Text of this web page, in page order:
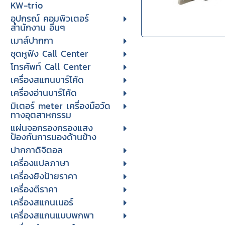
KW-trio
อุปกรณ์ คอมพิวเตอร์
สำนักงาน อื่นๆ
เมาส์ปากกา
ชุดหูฟัง Call Center
โทรศัพท์ Call Center
เครื่องสแกนบาร์โค้ด
เครื่องอ่านบาร์โค้ด
มิเตอร์ meter เครื่องมือวัด
ทางอุตสาหกรรม
แผ่นจอกรองกรองแสง
ป้องกันการมองด้านข้าง
ปากกาดิจิตอล
เครื่องแปลภาษา
เครื่องยิงป้ายราคา
เครื่องตีราคา
เครื่องสแกนเนอร์
เครื่องสแกนแบบพกพา